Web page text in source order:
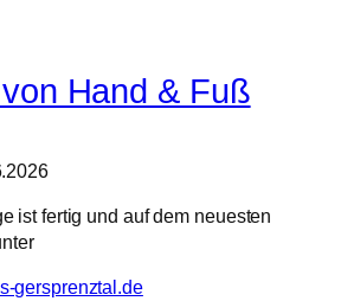
Hand & Fuß
ist fertig und auf dem neuesten
gersprenztal.de